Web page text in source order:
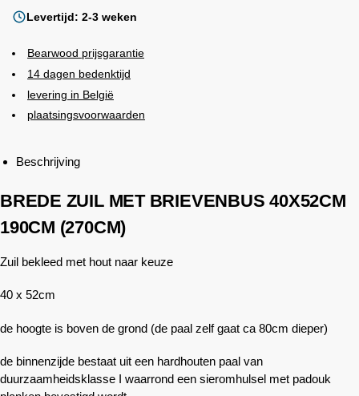
Levertijd: 2-3 weken
Bearwood prijsgarantie
14 dagen bedenktijd
levering in België
plaatsingsvoorwaarden
Beschrijving
BREDE ZUIL MET BRIEVENBUS 40X52CM
190CM (270CM)
Zuil bekleed met hout naar keuze
40 x 52cm
de hoogte is boven de grond (de paal zelf gaat ca 80cm dieper)
de binnenzijde bestaat uit een hardhouten paal van
duurzaamheidsklasse I waarrond een sieromhulsel met padouk